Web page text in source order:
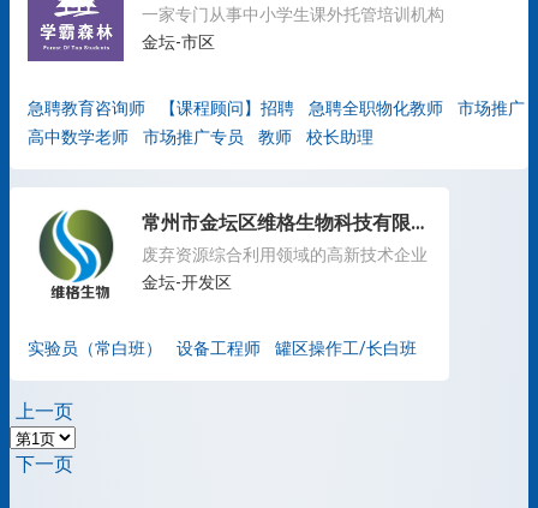
一家专门从事中小学生课外托管培训机构
金坛-市区
急聘教育咨询师 【课程顾问】招聘 急聘全职物化教师
市场推广
高中数学老师
市场推广专员 教师 校长助理
常州市金坛区维格生物科技有限公司
废弃资源综合利用领域的高新技术企业
金坛-开发区
实验员（常白班） 设备工程师 罐区操作工/长白班
上一页
下一页